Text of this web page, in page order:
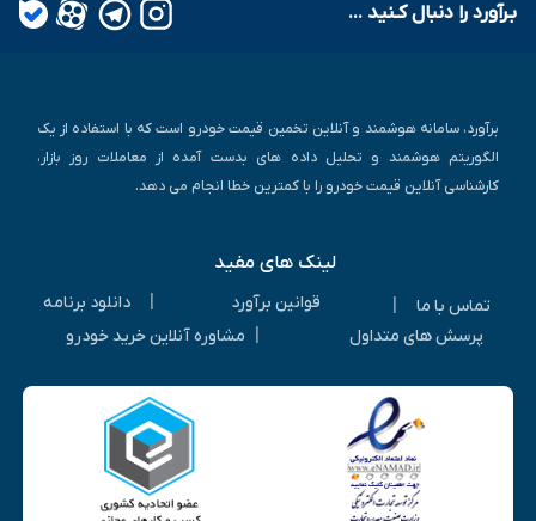
بـرآورد را دنبال کـنید ...
برآورد، سامانه هوشمند و آنلاین تخمین قیمت خودرو است که با استفاده از یک
الگوریتم هوشمند و تحلیل داده های بدست آمده از معاملات روز بازار،
کارشناسی آنلاین قیمت خودرو را با کمترین خطا انجام می دهد.
لینک های مفید
تماس با ما قوانین برآورد
دانلود برنامه
پرسش های متداول
مشاوره آنلاین خرید خودرو